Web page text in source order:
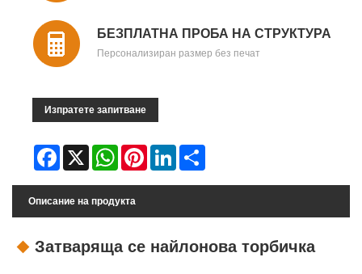
БЕЗПЛАТНА ПРОБА НА СТРУКТУРА
Персонализиран размер без печат
Изпратете запитване
Facebook
X WhatsAppPinterestLinkedIn
Описание на продукта
Затваряща се найлонова торбичка